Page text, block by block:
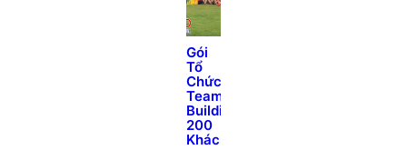
Gói
Tổ
Chức
Team
Building
200
Khách